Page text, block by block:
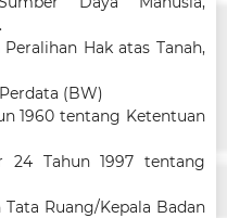
Hak atas Tanah,
(BW)
1960 tentang Ketentuan
24 Tahun 1997 tentang
Ruang/Kepala Badan